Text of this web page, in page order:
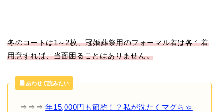
冬のコートは1～2枚、冠婚葬祭用のフォーマル着は各１着
用意すれば、当面困ることはありません。
あわせて読みたい
⇒⇒⇒年15,000円も節約！？私が洗たくマグちゃ